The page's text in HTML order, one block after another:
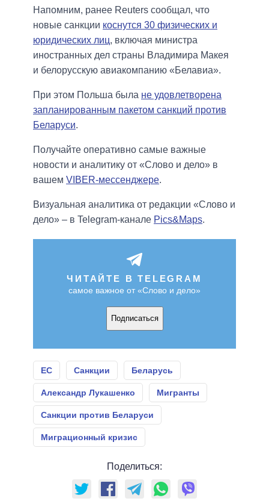
Напомним, ранее Reuters сообщал, что
новые санкции коснутся 30 физических и
юридических лиц, включая министра
иностранных дел страны Владимира Макея
и белорусскую авиакомпанию «Белавиа».
При этом Польша была не удовлетворена
запланированным пакетом санкций против
Беларуси.
Получайте оперативно самые важные
новости и аналитику от «Слово и дело» в
вашем VIBER-мессенджере.
Визуальная аналитика от редакции «Слово и
дело» – в Telegram-канале Pics&Maps.
ЧИТАЙТЕ В TELEGRAM
самое важное от «Слово и дело»
Подписаться
ЕС Санкции Беларусь
Александр Лукашенко Мигранты
Санкции против Беларуси
Миграционный кризис
Поделиться: